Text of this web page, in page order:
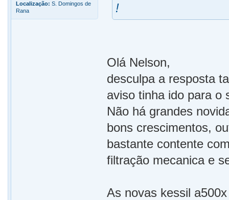
Localização: S. Domingos de
Rana
!
Olá Nelson,
desculpa a resposta
aviso tinha ido para o
Não há grandes
bons crescimentos,
bastante contente
filtração mecanica e
As novas kessil